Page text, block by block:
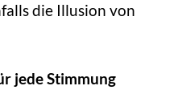
die Illusion von
jede Stimmung